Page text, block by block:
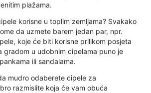
plažama.
korisne u toplim zemljama? Svakako
da uzmete barem jedan par, npr.
koje će biti korisne prilikom posjeta
gradom u udobnim cipelama puno je
ili sandalama.
mudro odaberete cipele za
razmislite koja će vam obuća